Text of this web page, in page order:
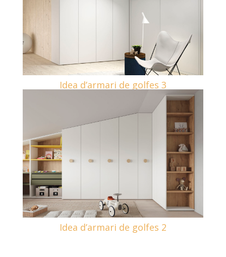
Idea d’armari de golfes 3
Idea d’armari de golfes 2